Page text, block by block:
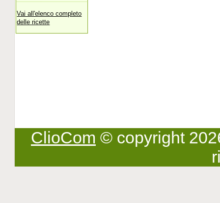
Vai all'elenco completo
delle ricette
ClioCom © copyright